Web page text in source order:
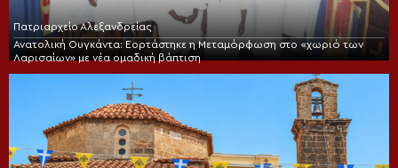
Πατριαρχείο Αλεξανδρείας
Ανατολική Ουγκάντα: Εορτάστηκε η Μεταμόρφωση στο «χωριό των
Λαρισαίων» με νέα ομαδική βάπτιση